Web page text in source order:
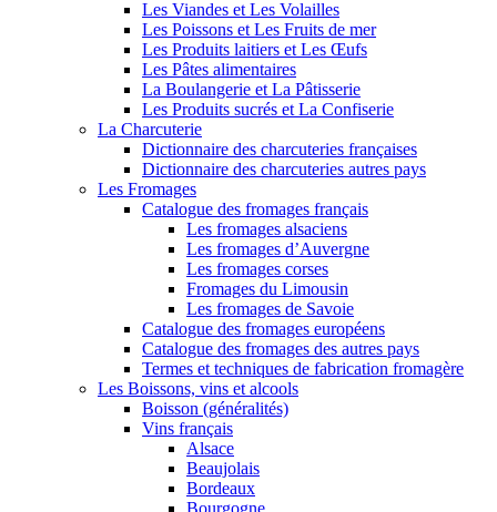
Les Viandes et Les Volailles
Les Poissons et Les Fruits de mer
Les Produits laitiers et Les Œufs
Les Pâtes alimentaires
La Boulangerie et La Pâtisserie
Les Produits sucrés et La Confiserie
La Charcuterie
Dictionnaire des charcuteries françaises
Dictionnaire des charcuteries autres pays
Les Fromages
Catalogue des fromages français
Les fromages alsaciens
Les fromages d’Auvergne
Les fromages corses
Fromages du Limousin
Les fromages de Savoie
Catalogue des fromages européens
Catalogue des fromages des autres pays
Termes et techniques de fabrication fromagère
Les Boissons, vins et alcools
Boisson (généralités)
Vins français
Alsace
Beaujolais
Bordeaux